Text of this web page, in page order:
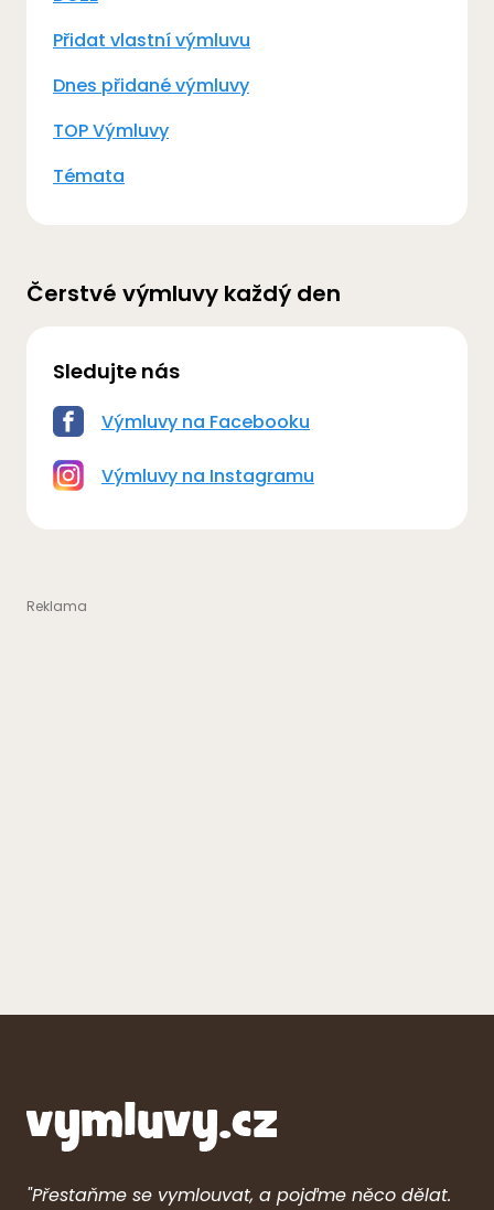
Přidat vlastní výmluvu
Dnes přidané výmluvy
TOP Výmluvy
Témata
Čerstvé výmluvy každý den
Sledujte nás
Výmluvy na Facebooku
Výmluvy na Instagramu
"Přestaňme se vymlouvat, a pojďme něco dělat.